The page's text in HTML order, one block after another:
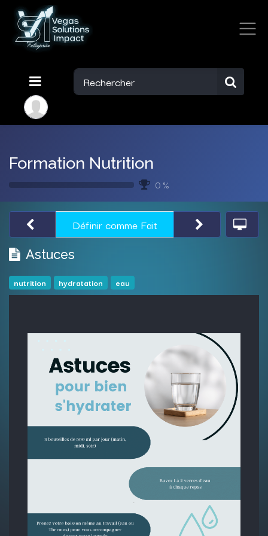
Formation Nutrition
0 %
Astuces
Définir comme Fait
nutrition hydratation eau